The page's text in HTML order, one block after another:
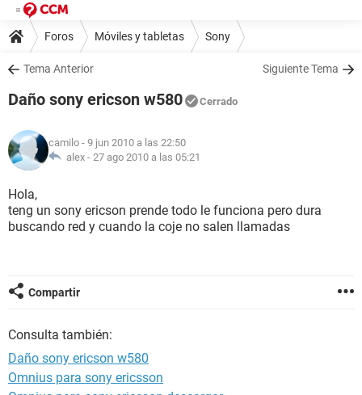
Foros Móviles y tabletas Sony
Tema Anterior Siguiente Tema
Daño sony ericson w580 Cerrado
camilo - 9 jun 2010 a las 22:50
alex - 27 ago 2010 a las 05:21
Hola,
teng un sony ericson prende todo le funciona pero dura
buscando red y cuando la coje no salen llamadas
Compartir
Consulta también:
Daño sony ericson w580
Omnius para sony ericsson